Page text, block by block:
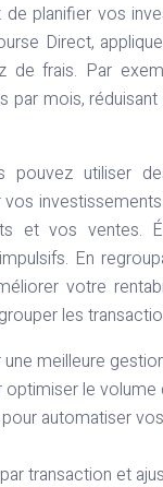
planifier vos
Direct,
frais. Par
mois,
utiliser
et vos ventes.
En
votre
les
meilleure
le volume
automatiser
transaction et